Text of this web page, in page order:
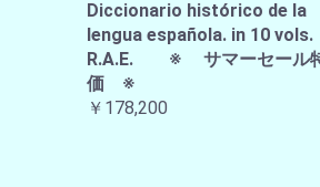
Diccionario histórico de la
lengua española. in 10 vols.
R.A.E. ※ サマーセール
価 ※
￥178,200